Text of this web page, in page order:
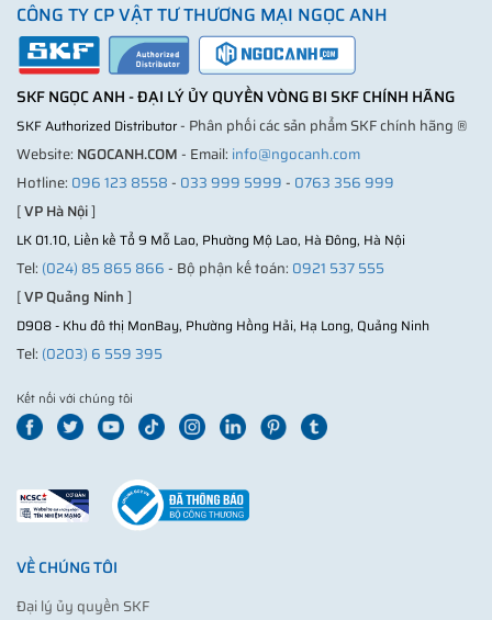
CÔNG TY CP VẬT TƯ THƯƠNG MẠI NGỌC ANH
SKF NGỌC ANH - ĐẠI LÝ ỦY QUYỀN VÒNG BI SKF CHÍNH HÃNG
SKF Authorized Distributor- Phân phối các sản phẩm SKF chính hãng ®
Website: NGOCANH.COM- Email: info@ngocanh.com
Hotline: 096 123 8558- 033 999 5999- 0763 356 999
[VP Hà Nội]
LK 01.10, Liền kề Tổ 9 Mỗ Lao, Phường Mộ Lao, Hà Đông, Hà Nội
Tel: (024) 85 865 866- Bộ phận kế toán: 0921 537 555
[VP Quảng Ninh]
D908 - Khu đô thị MonBay, Phường Hồng Hải, Hạ Long, Quảng Ninh
Tel: (0203) 6 559 395
Kết nối với chúng tôi
VỀ CHÚNG TÔI
Đại lý ủy quyền SKF